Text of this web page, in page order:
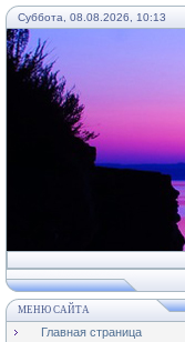
Суббота, 08.08.2026, 10:13
МЕНЮ САЙТА
Главная страница